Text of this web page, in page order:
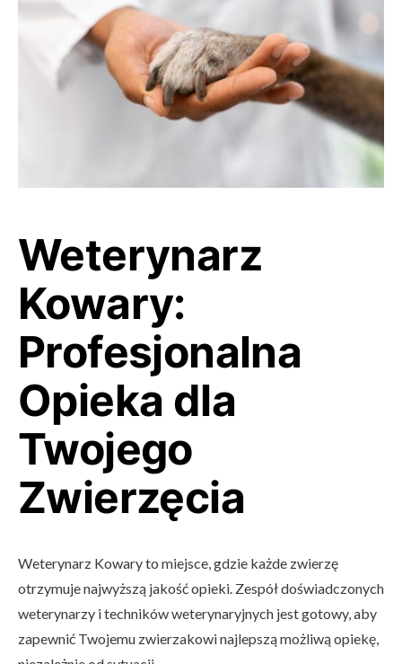
Weterynarz
Kowary:
Profesjonalna
Opieka dla
Twojego
Zwierzęcia
Weterynarz Kowary to miejsce, gdzie każde zwierzę
otrzymuje najwyższą jakość opieki. Zespół doświadczonych
weterynarzy i techników weterynaryjnych jest gotowy, aby
zapewnić Twojemu zwierzakowi najlepszą możliwą opiekę,